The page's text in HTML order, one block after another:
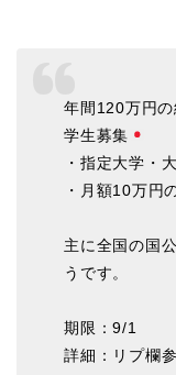
年間120万円
学生募集
・指定大学・
・月額10万円
主に全国の国
うです。
期限：9/1
詳細：リプ欄